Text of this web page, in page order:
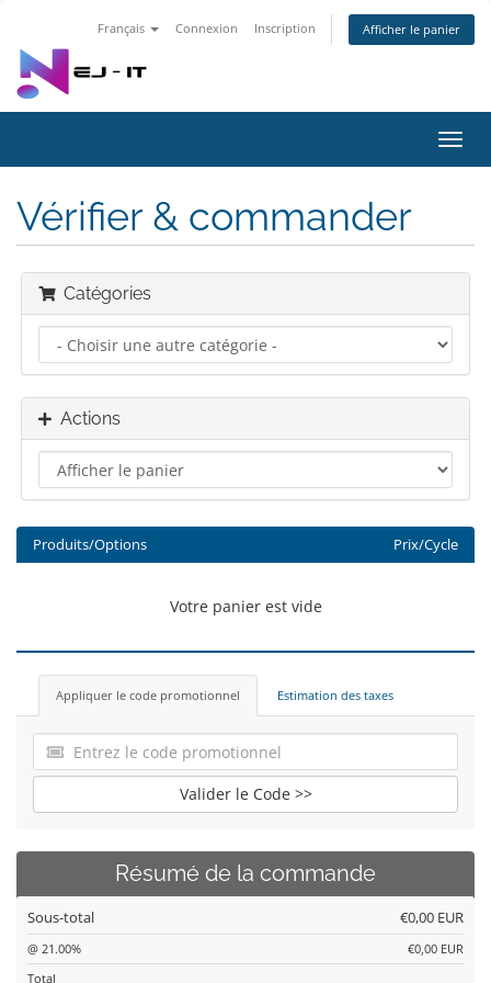
Français Connexion Inscription Afficher le panier
la
Vérifier & commander
Catégories
Actions
Produits/Options Prix/Cycle
Votre panier est vide
Appliquer le code promotionnel Estimation des taxes
Valider le Code >>
Résumé de la commande
Sous-total €0,00 EUR
@ 21.00%
€0,00 EUR
Total